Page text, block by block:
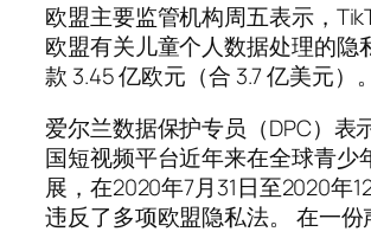
欧盟主要监管机构周五表示，
欧盟有关儿童个人数据处理的隐
款 3.45 亿欧元（合 3.7 亿美元）。
爱尔兰数据保护专员（DPC）表
国短视频平台近年来在全球青少
展，在2020年7月31日至2020年
违反了多项欧盟隐私法。 在一份